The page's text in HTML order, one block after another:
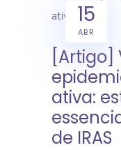
15
ABR
ativa:
de IRAS